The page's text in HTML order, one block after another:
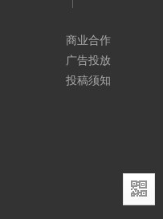
商业合作
广告投放
投稿须知